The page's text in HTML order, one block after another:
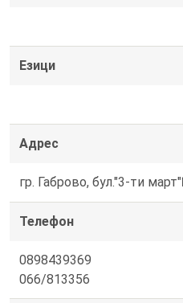
Езици
Адрес
гр. Габрово, бул."3-ти
Телефон
0898439369
066/813356